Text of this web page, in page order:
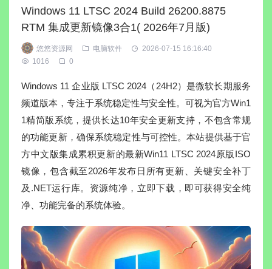
Windows 11 LTSC 2024 Build 26200.8875
RTM 集成更新镜像3合1( 2026年7月版)
悠悠资源网 电脑软件
2026-07-15 16:16:40
1016
0
Windows 11 企业版 LTSC 2024（24H2）是微软长期服务
频道版本，专注于系统稳定性与安全性。可视为官方Win1
1精简版系统，提供长达10年安全更新支持，不包含常规
的功能更新，确保系统稳定性与可控性。本站提供基于官
方中文版集成累积更新的最新Win11 LTSC 2024原版ISO
镜像，包含截至2026年发布日所有更新、关键安全补丁
及.NET运行库。资源纯净，立即下载，即可获得安全纯
净、功能完备的系统体验。